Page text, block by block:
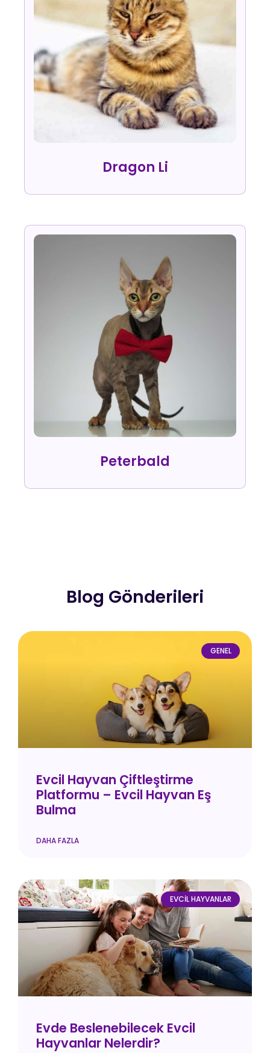
Dragon Li
Peterbald
Blog Gönderileri
GENEL
Evcil Hayvan Çiftleştirme
Platformu – Evcil Hayvan Eş
Bulma
DAHA FAZLA
EVCIL HAYVANLAR
Evde Beslenebilecek Evcil
Hayvanlar Nelerdir?